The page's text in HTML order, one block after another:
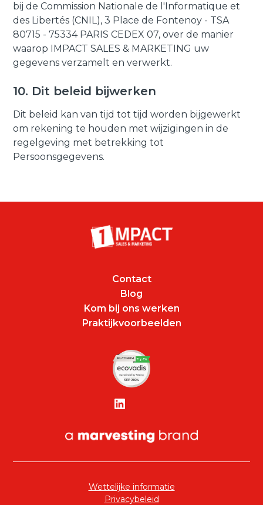
bij de Commission Nationale de l'Informatique et
des Libertés (CNIL), 3 Place de Fontenoy - TSA
80715 - 75334 PARIS CEDEX 07, over de manier
waarop IMPACT SALES & MARKETING uw
gegevens verzamelt en verwerkt.
10. Dit beleid bijwerken
Dit beleid kan van tijd tot tijd worden bijgewerkt
om rekening te houden met wijzigingen in de
regelgeving met betrekking tot
Persoonsgegevens.
Contact
Blog
Kom bij ons werken
Praktijkvoorbeelden
Wettelijke informatie
Privacybeleid